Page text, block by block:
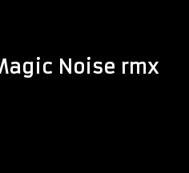
Noise rmx